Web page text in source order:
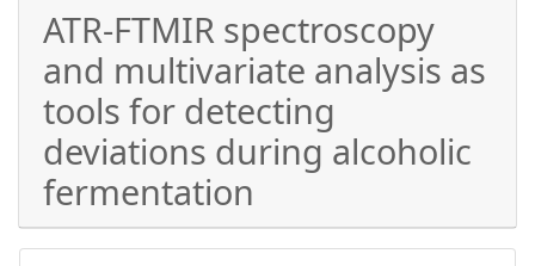
ATR-FTMIR spectroscopy
and multivariate analysis as
tools for detecting
deviations during alcoholic
fermentation